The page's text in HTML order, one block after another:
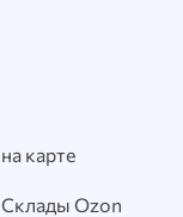
на карте
Склады Ozon